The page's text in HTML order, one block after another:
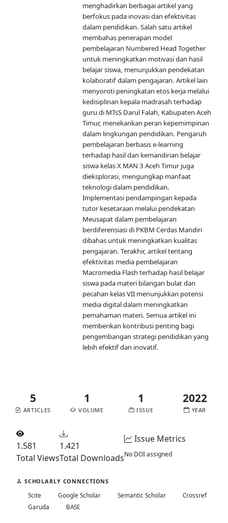
menghadirkan berbagai artikel yang
berfokus pada inovasi dan efektivitas
dalam pendidikan. Salah satu artikel
membahas penerapan model
pembelajaran Numbered Head Together
untuk meningkatkan motivasi dan hasil
belajar siswa, menunjukkan pendekatan
kolaboratif dalam pengajaran. Artikel lain
menyoroti peningkatan etos kerja melalui
kedisiplinan kepala madrasah terhadap
guru di MTsS Darul Falah, Kabupaten Aceh
Timur, menekankan peran kepemimpinan
dalam lingkungan pendidikan. Pengaruh
pembelajaran berbasis e-learning
terhadap hasil dan kemandirian belajar
siswa kelas X MAN 3 Aceh Timur juga
dieksplorasi, mengungkap manfaat
teknologi dalam pendidikan.
Implementasi pendampingan kepada
tutor kesetaraan melalui pendekatan
Meusapat dalam pembelajaran
berdiferensiasi di PKBM Cerdas Mandiri
dibahas untuk meningkatkan kualitas
pengajaran. Terakhir, artikel tentang
efektivitas media pembelajaran
Macromedia Flash terhadap hasil belajar
siswa pada materi bilangan bulat dan
pecahan kelas VII menunjukkan potensi
media digital dalam meningkatkan
pemahaman materi. Semua artikel ini
memberikan kontribusi penting bagi
pengembangan strategi pendidikan yang
lebih efektif dan inovatif.
5
ARTICLES
1
VOLUME
1
ISSUE
2022
YEAR
1.581
Total Views
1.421
Total Downloads
Issue Metrics
No DOI assigned
SCHOLARLY CONNECTIONS
Scite
Google Scholar Semantic Scholar
Crossref
Garuda
BASE